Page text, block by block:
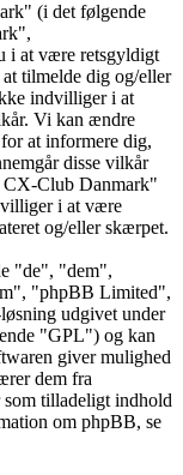
(i det følgende
i at være retsgyldigt
tilmelde dig og/eller
indvilliger i at
Vi kan ændre
at informere dig,
disse vilkår
CX-Club Danmark"
i at være
og/eller skærpet.
"de", "dem",
"phpBB Limited",
udgivet under
"GPL") og kan
giver mulighed
dem fra
tilladeligt indhold
om phpBB, se